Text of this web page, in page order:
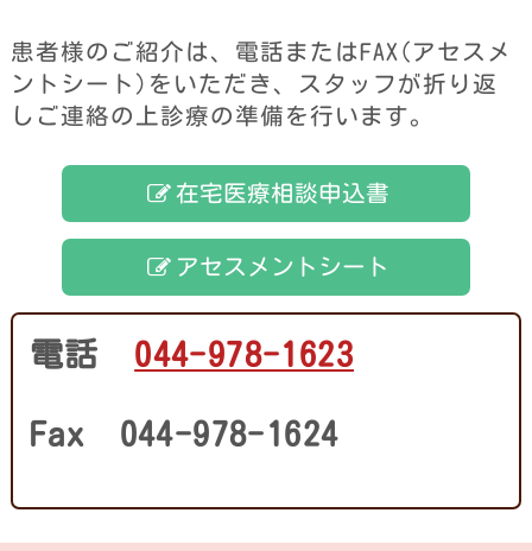
患者様のご紹介は、電話またはFAX(アセスメ
ントシート)をいただき、スタッフが折り返
しご連絡の上診療の準備を行います。
在宅医療相談申込書
アセスメントシート
電話 044-978-1623
Fax 044-978-1624